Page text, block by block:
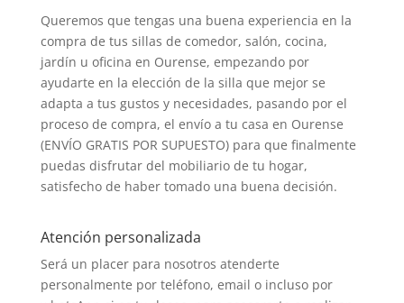
Queremos que tengas una buena experiencia en la
compra de tus sillas de comedor, salón, cocina,
jardín u oficina en Ourense, empezando por
ayudarte en la elección de la silla que mejor se
adapta a tus gustos y necesidades, pasando por el
proceso de compra, el envío a tu casa en Ourense
(ENVÍO GRATIS POR SUPUESTO) para que finalmente
puedas disfrutar del mobiliario de tu hogar,
satisfecho de haber tomado una buena decisión.
Atención personalizada
Será un placer para nosotros atenderte
personalmente por teléfono, email o incluso por